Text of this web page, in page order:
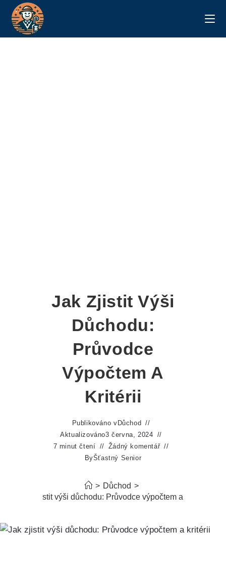
Jak Zjistit Výši
Důchodu:
Průvodce
Výpočtem A
Kritérii
Publikováno v Důchod
Aktualizováno3 června, 2024
7 minut čtení
Žádný komentář
ByŠťastný Senior
> Důchod >
Jak zjistit výši důchodu: Průvodce výpočtem a kritérii